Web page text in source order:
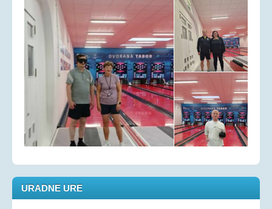
Arhiv
PRAVICE IN UGODNOSTI
Zakoni in pravilniki
Ugodnosti s člansko izkaznico ZDSSS
Tehnični pripomočki
Mreža spremljevalcev
Dodatek za pomoč in postrežbo
Parkirna karta za invalide
Evropska kartica ugodnosti
Oprostitev plačila RTV prispevka
URADNE URE